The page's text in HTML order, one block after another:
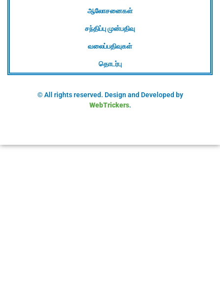
ஆலோசனைகள்
சந்திப்பு முன்பதிவு
வலைப்பதிவுகள்
தொடர்பு
© All rights reserved. Design and Developed by
WebTrickers.